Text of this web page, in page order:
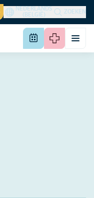
NEDERLANDS
(BELGIË)
ZOEKEN